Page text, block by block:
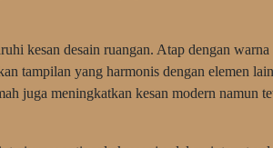
kesan desain ruangan. Atap dengan
tampilan yang harmonis dengan elemen
juga meningkatkan kesan modern namun